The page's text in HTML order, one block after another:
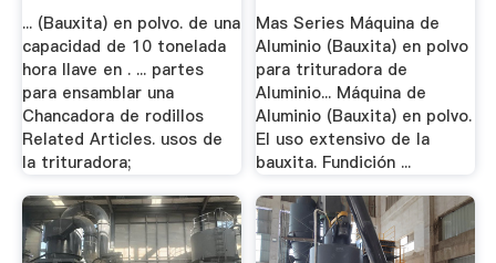
... (Bauxita) en polvo. de una
capacidad de 10 tonelada
hora llave en . ... partes
para ensamblar una
Chancadora de rodillos
Related Articles. usos de
la trituradora;
Mas Series Máquina de
Aluminio (Bauxita) en polvo
para trituradora de
Aluminio... Máquina de
Aluminio (Bauxita) en polvo.
El uso extensivo de la
bauxita. Fundición ...